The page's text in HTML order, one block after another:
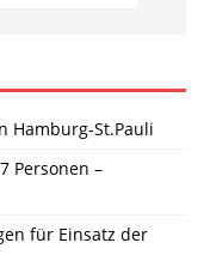
Hamburg-St.Pauli
Personen –
für Einsatz der